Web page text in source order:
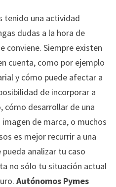
tenido una actividad
dudas a la hora de
conviene. Siempre existen
cuenta, como por ejemplo
y cómo puede afectar a
de incorporar a
cómo desarrollar de una
de marca, o muchos
es mejor recurrir a una
analizar tu caso
no sólo tu situación actual
Autónomos Pymes